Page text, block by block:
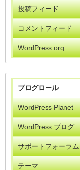
投稿フィード
コメントフィード
WordPress.org
ブログロール
WordPress Planet
WordPress ブログ
サポートフォーラム
テーマ